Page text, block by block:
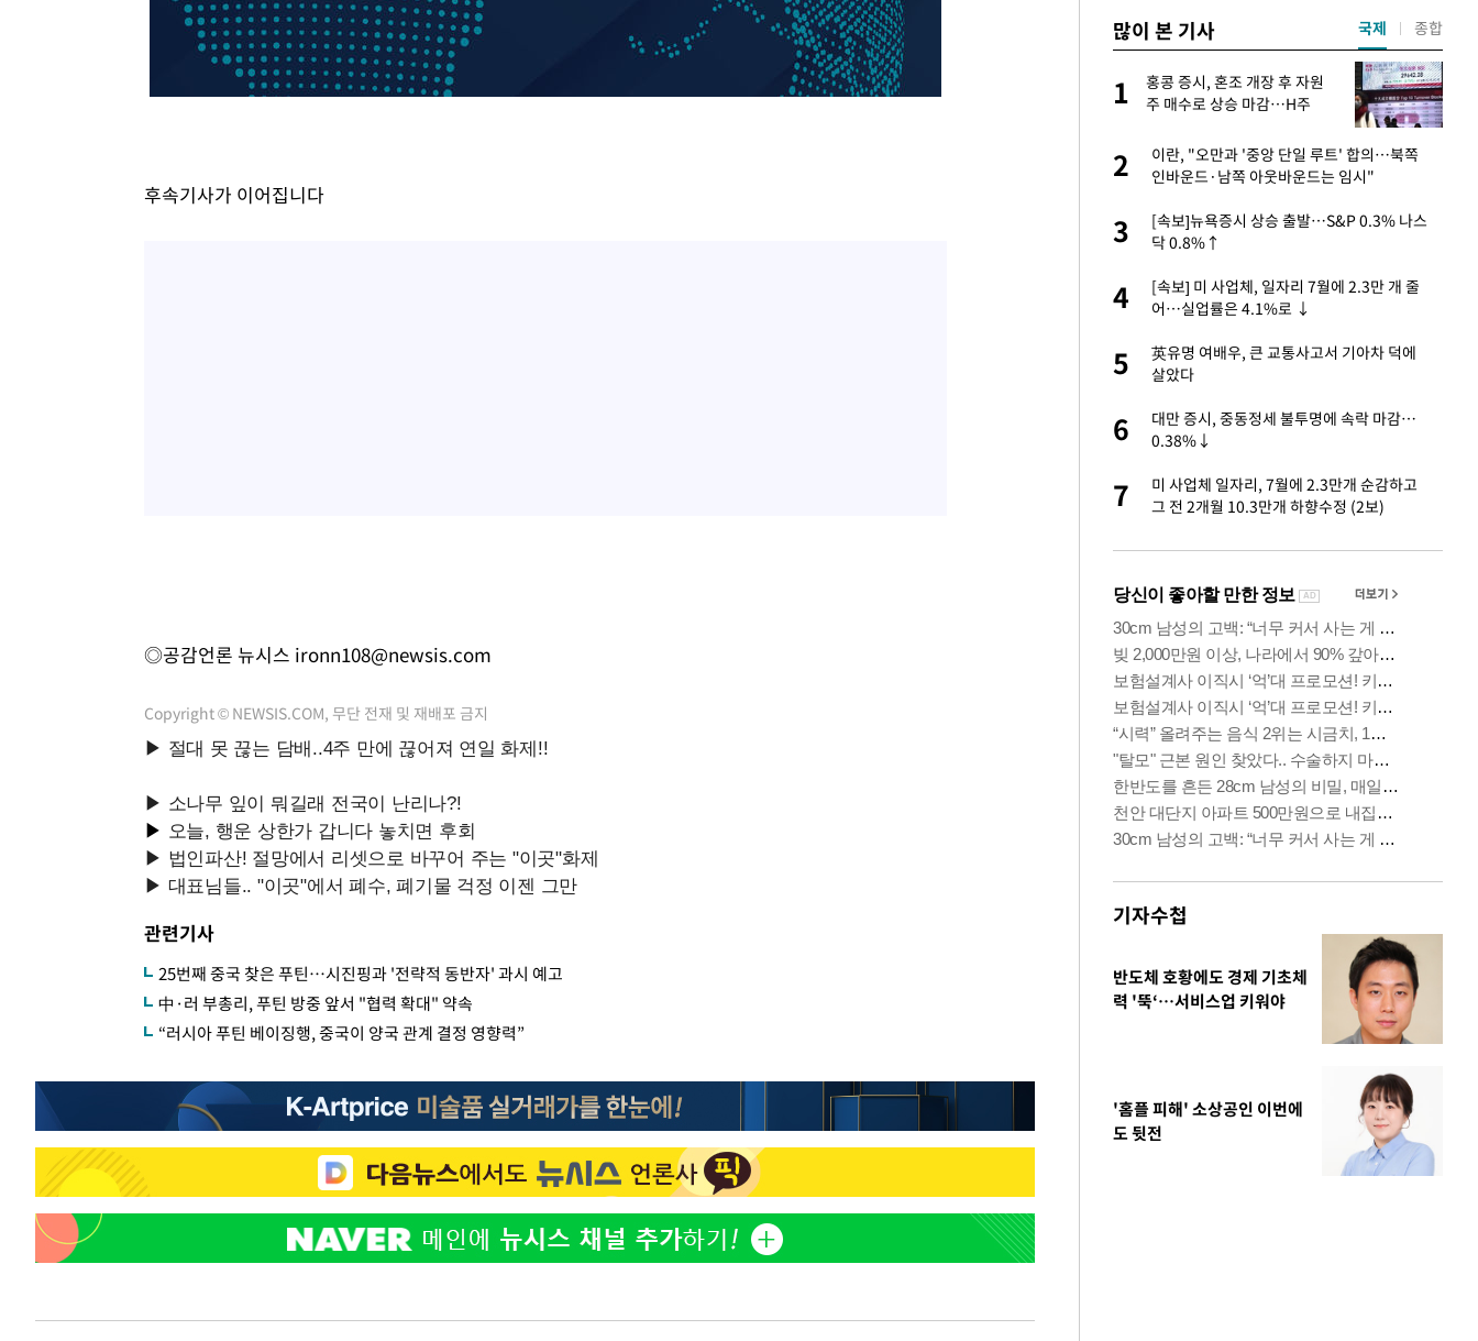
후속기사가 이어집니다
◎공감언론 뉴시스 ironn108@newsis.com
Copyright © NEWSIS.COM, 무단 전재 및 재배포 금지
관련기사
25번째 중국 찾은 푸틴…시진핑과 '전략적 동반자' 과시 예고
中·러 부총리, 푸틴 방중 앞서 "협력 확대" 약속
“러시아 푸틴 베이징행, 중국이 양국 관계 결정 영향력”
많이 본 기사
1
[단독]인천 부평구 아파트서
10대가 40대 친모 살해
1
홍콩 증시, 혼조 개장 후 자원
주 매수로 상승 마감…H주
2
이란, "오만과 '중앙 단일 루트' 합의…북쪽
인바운드·남쪽 아웃바운드는 임시"
3
[속보]뉴욕증시 상승 출발…S&P 0.3% 나스
닥 0.8%↑
4
[속보] 미 사업체, 일자리 7월에 2.3만 개 줄
어…실업률은 4.1%로 ↓
5
英유명 여배우, 큰 교통사고서 기아차 덕에
살았다
6
대만 증시, 중동정세 불투명에 속락 마감…
0.38%↓
7
미 사업체 일자리, 7월에 2.3만개 순감하고
그 전 2개월 10.3만개 하향수정 (2보)
국제 종합
기자수첩
반도체 호황에도 경제 기초체
력 '뚝‘…서비스업 키워야
'홈플 피해' 소상공인 이번에
도 뒷전